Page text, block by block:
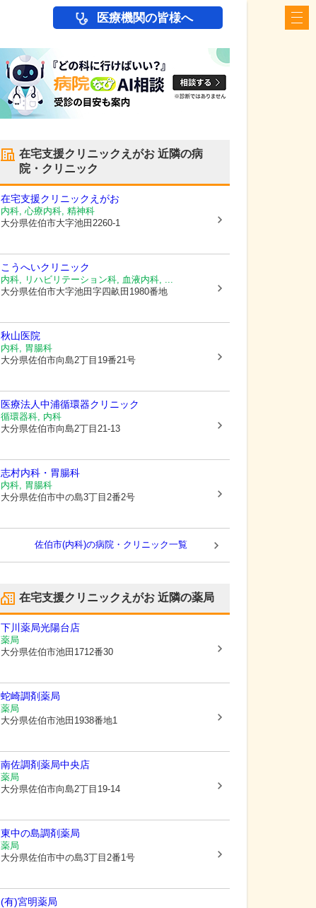
医療機関の皆様へ
在宅支援クリニックえがお 近隣の病
院・クリニック
在宅支援クリニックえがお
内科, 心療内科, 精神科
大分県佐伯市大字池田2260-1
こうへいクリニック
内科, リハビリテーション科, 血液内科, ...
大分県佐伯市大字池田字四畝田1980番地
秋山医院
内科, 胃腸科
大分県佐伯市向島2丁目19番21号
医療法人中浦循環器クリニック
循環器科, 内科
大分県佐伯市向島2丁目21-13
志村内科・胃腸科
内科, 胃腸科
大分県佐伯市中の島3丁目2番2号
佐伯市(内科)の病院・クリニック一覧
在宅支援クリニックえがお 近隣の薬局
下川薬局光陽台店
薬局
大分県佐伯市池田1712番30
蛇崎調剤薬局
薬局
大分県佐伯市池田1938番地1
南佐調剤薬局中央店
薬局
大分県佐伯市向島2丁目19-14
東中の島調剤薬局
薬局
大分県佐伯市中の島3丁目2番1号
(有)宮明薬局